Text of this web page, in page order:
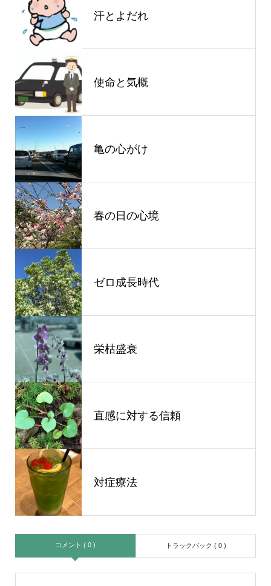
汗とよだれ
使命と気概
亀の心がけ
春の日の心境
ゼロ成長時代
栄枯盛衰
直感に対する信頼
対症療法
コメント ( 0 ) トラックバック ( 0 )